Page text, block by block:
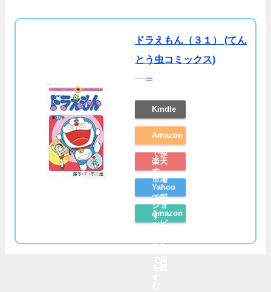
ドラえもん（３１） (てん
とう虫コミックス)
created by Rinker
Kindle
Amazon
で探
す
楽天
市場
で探
す
Yahoo
ショ
ッピ
ング
Amazon